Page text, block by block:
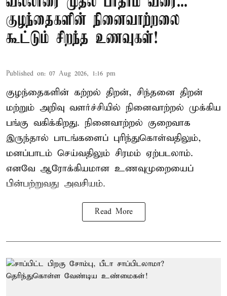
குழந்தைகளின் நினைவாற்றலை
கூட்டும் சிறந்த உணவுகள்!
Published on: 07 Aug 2026, 1:16 pm
குழந்தைகளின் கற்றல் திறன், சிந்தனை திறன்
மற்றும் அறிவு வளர்ச்சியில் நினைவாற்றல் முக்கிய
பங்கு வகிக்கிறது. நினைவாற்றல் குறைவாக
இருந்தால் பாடங்களைப் புரிந்துகொள்வதிலும்,
மனப்பாடம் செய்வதிலும் சிரமம் ஏற்படலாம்.
எனவே ஆரோக்கியமான உணவுமுறையைப்
பின்பற்றுவது அவசியம்.
Read More